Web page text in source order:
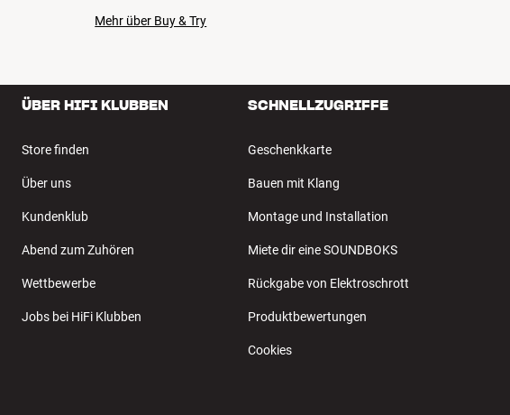
Mehr über Buy & Try
ÜBER HIFI KLUBBEN
Store finden
Über uns
Kundenklub
Abend zum Zuhören
Wettbewerbe
Jobs bei HiFi Klubben
SCHNELLZUGRIFFE
Geschenkkarte
Bauen mit Klang
Montage und Installation
Miete dir eine SOUNDBOKS
Rückgabe von Elektroschrott
Produktbewertungen
Cookies